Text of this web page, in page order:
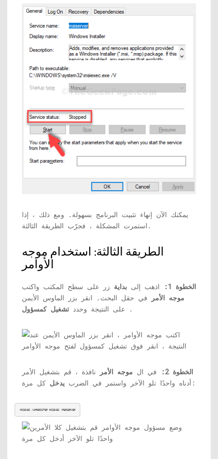
يمكنك الآن إنهاء تثبيت البرنامج بسهولة. ومع ذلك ، إذا
استمرت المشكلة ، فجرّب الطريقة الثالثة.
الطريقة الثالثة: استخدام موجه
الأوامر
الخطوة 1: اذهب إلى بداية زر على سطح المكتب واكتب
موجه الأمر
في حقل البحث. انقر بزر الماوس الأيمن
على النتيجة وحدد تشغيل كمسؤول .
الخطوة 2: في ال موجه الأمر
نافذة ، قم بتشغيل الأمر
أدناه واحدًا تلو الآخر واستمر في الضرب يدخل كل مرة:
MSIEXEC /UNREGISTER MSIEXEC /REGSERVER